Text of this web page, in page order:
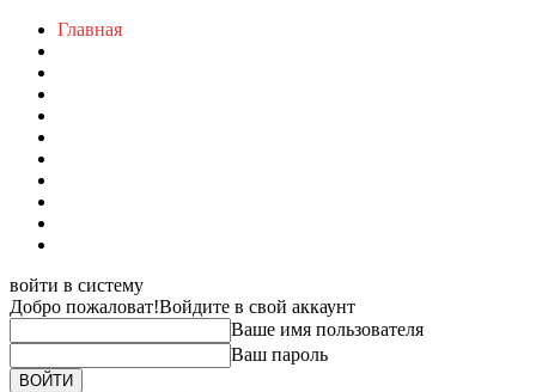
Главная
войти в систему
Добро пожаловат!Войдите в свой аккаунт
Ваше имя пользователя
Ваш пароль